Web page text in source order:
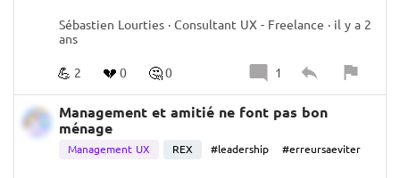
recherche UX, investissant à fond dans les
cette pratique était toute nouvelle, il y avait
un réel besoin de "démocratiser la
recherche UX", c'est-à-dire d'expliquer
clairement nos méthodes, nos démarches et
Sébastien Lourties · Consultant UX - Freelance · il y a 2
ans
💪 2 💔 0 🤔0 1
Management et amitié ne font pas bon
ménage
Management UX REX #leadership #erreursaeviter